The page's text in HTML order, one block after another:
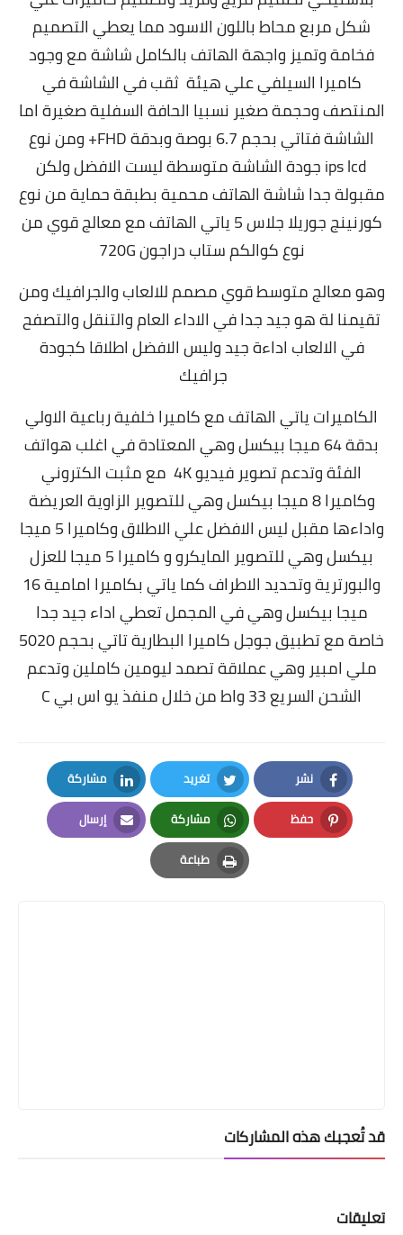
شكل مربع محاط باللون الاسود مما يعطي التصميم
فخامة وتميز واجهة الهاتف بالكامل شاشة مع وجود
كاميرا السيلفي علي هيئة ثقب في الشاشة في
المنتصف وحجمة صغير نسبيا الحافة السفلية صغيرة اما
الشاشة فتاتي بحجم 6.7 بوصة وبدقة FHD+ ومن نوع
ips lcd جودة الشاشة متوسطة ليست الافضل ولكن
مقبولة جدا شاشة الهاتف محمية بطبقة حماية من نوع
كورنينج جوريلا جلاس 5 ياتي الهاتف مع معالج قوي من
نوع كوالكم ستاب دراجون 720G
وهو معالج متوسط قوي مصمم للالعاب والجرافيك ومن
تقيمنا لة هو جيد جدا في الاداء العام والتنقل والتصفح
في الالعاب اداءة جيد وليس الافضل اطلاقا كجودة
جرافيك
الكاميرات ياتي الهاتف مع كاميرا خلفية رباعية الاولي
بدقة 64 ميجا بيكسل وهي المعتادة في اغلب هواتف
الفئة وتدعم تصوير فيديو 4K مع مثبت الكتروني
وكاميرا 8 ميجا بيكسل وهي للتصوير الزاوية العريضة
واداءها مقبل ليس الافضل علي الاطلاق وكاميرا 5 ميجا
بيكسل وهي للتصوير المايكرو و كاميرا 5 ميجا للعزل
والبورترية وتحديد الاطراف كما ياتي بكاميرا امامية 16
ميجا بيكسل وهي في المجمل تعطي اداء جيد جدا
خاصة مع تطبيق جوجل كاميرا البطارية تاتي بحجم 5020
ملي امبير وهي عملاقة تصمد ليومين كاملين وتدعم
الشحن السريع 33 واط من خلال منفذ يو اس بي C
نشر
Facebook
تغريد
Twitter
مشاركة
LinkedIn
حفظ
Pinterest
مشاركة
Whatsapp
إرسال
Email
طباعة
Print
قد تُعجبك هذه المشاركات
تعليقات